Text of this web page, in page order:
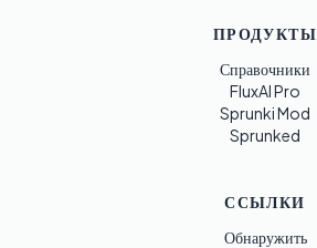
ПРОДУКТЫ
Справочники
FluxAI Pro
Sprunki Mod
Sprunked
ССЫЛКИ
Обнаружить